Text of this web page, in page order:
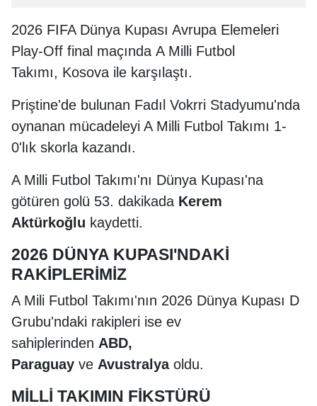
2026 FIFA Dünya Kupası Avrupa Elemeleri
Play-Off final maçında A Milli Futbol
Takımı, Kosova ile karşılaştı.
Priştine'de bulunan Fadıl Vokrri Stadyumu'nda
oynanan mücadeleyi A Milli Futbol Takımı 1-
0'lık skorla kazandı.
A Milli Futbol Takımı'nı Dünya Kupası'na
götüren golü 53. dakikada Kerem
Aktürkoğlu kaydetti.
2026 DÜNYA KUPASI'NDAKİ
RAKİPLERİMİZ
A Mili Futbol Takımı'nın 2026 Dünya Kupası D
Grubu'ndaki rakipleri ise ev
sahiplerinden ABD,
Paraguay ve Avustralya oldu.
MİLLİ TAKIMIN FİKSTÜRÜ